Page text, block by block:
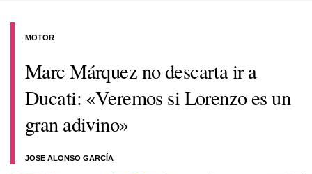
Marc Márquez no descarta ir a
Ducati: «Veremos si Lorenzo es un
gran adivino»
JOSE ALONSO GARCÍA
MOTOR